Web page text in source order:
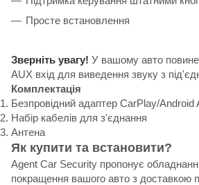
Просте встановлення
Зверніть увагу! У вашому авто
AUX вхід для виведення звуку з
Комплектація
Безпровідний адаптер CarPlay/Android
Набір кабелів для з'єднання
Антена
Як купити та встановити?
Agent Car Security пропонує
покращення вашого авто з доставкою